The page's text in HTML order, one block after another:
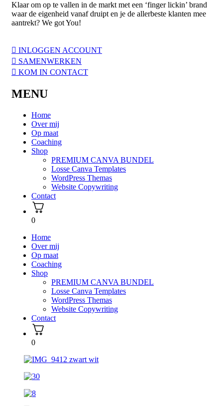
Klaar om op te vallen in de markt met een ‘finger lickin’ brand
waar de eigenheid vanaf druipt en je de allerbeste klanten mee
aantrekt? We got You!
INLOGGEN ACCOUNT
SAMENWERKEN
KOM IN CONTACT
MENU
Home
Over mij
Op maat
Coaching
Shop
PREMIUM CANVA BUNDEL
Losse Canva Templates
WordPress Themas
Website Copywriting
Contact
0
Home
Over mij
Op maat
Coaching
Shop
PREMIUM CANVA BUNDEL
Losse Canva Templates
WordPress Themas
Website Copywriting
Contact
0